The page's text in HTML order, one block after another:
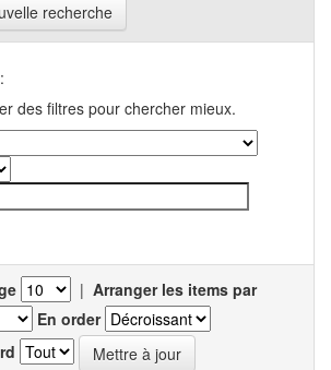
recherche
des filtres pour chercher mieux.
| Arranger les items par
En order